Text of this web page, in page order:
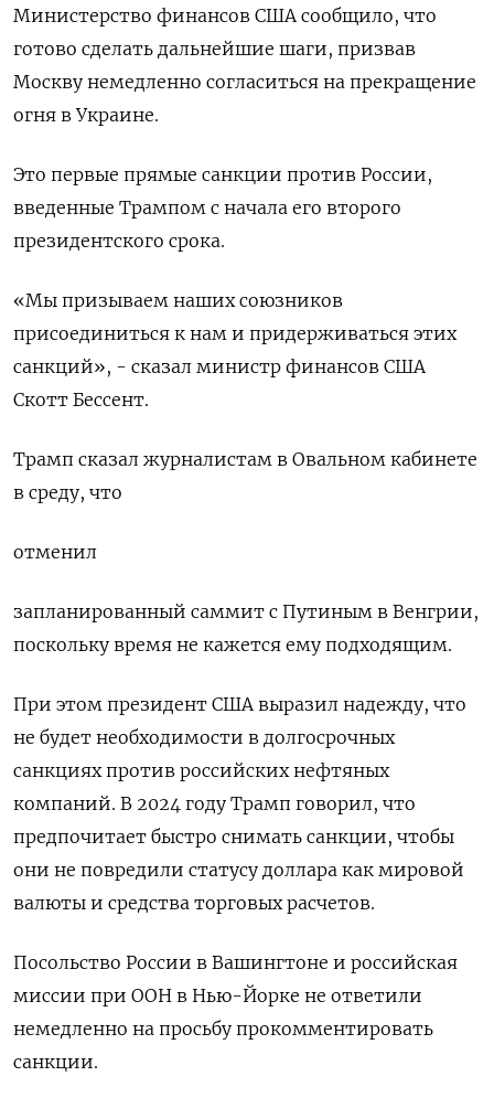
Министерство финансов США сообщило, что
готово сделать дальнейшие шаги, призвав
Москву немедленно согласиться на прекращение
огня в Украине.
Это первые прямые санкции против России,
введенные Трампом с начала его второго
президентского срока.
«Мы призываем наших союзников
присоединиться к нам и придерживаться этих
санкций», - сказал министр финансов США
Скотт Бессент.
Трамп сказал журналистам в Овальном кабинете
в среду, что
отменил
запланированный саммит с Путиным в Венгрии,
поскольку время не кажется ему подходящим.
При этом президент США выразил надежду, что
не будет необходимости в долгосрочных
санкциях против российских нефтяных
компаний. В 2024 году Трамп говорил, что
предпочитает быстро снимать санкции, чтобы
они не повредили статусу доллара как мировой
валюты и средства торговых расчетов.
Посольство России в Вашингтоне и российская
миссии при ООН в Нью-Йорке не ответили
немедленно на просьбу прокомментировать
санкции.